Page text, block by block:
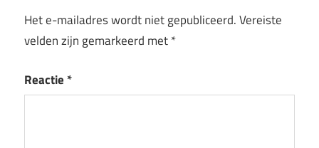
Het e-mailadres wordt niet gepubliceerd.Vereiste
velden zijn gemarkeerd met*
Reactie *